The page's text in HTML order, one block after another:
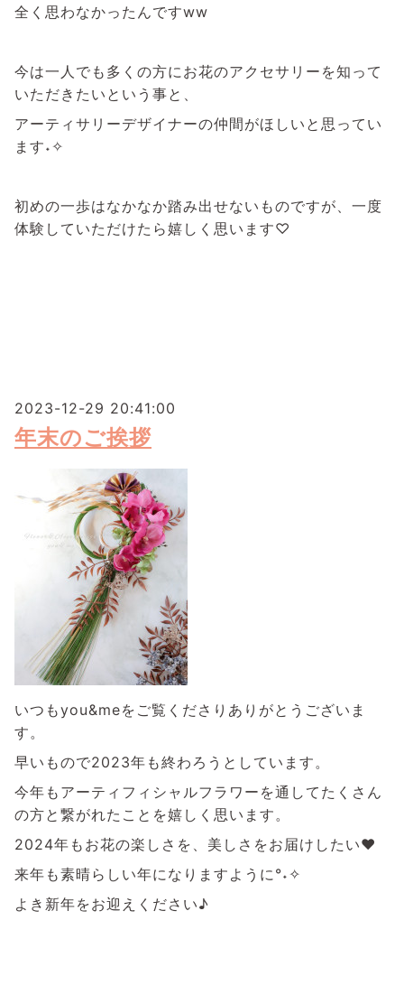
全く思わなかったんですww
今は一人でも多くの方にお花のアクセサリーを知って
いただきたいという事と、
アーティサリーデザイナーの仲間がほしいと思ってい
ます˖✧
初めの一歩はなかなか踏み出せないものですが、一度
体験していただけたら嬉しく思います♡
2023-12-29 20:41:00
年末のご挨拶
いつもyou&meをご覧くださりありがとうございま
す。
早いもので2023年も終わろうとしています。
今年もアーティフィシャルフラワーを通してたくさん
の方と繋がれたことを嬉しく思います。
2024年もお花の楽しさを、美しさをお届けしたい♥
来年も素晴らしい年になりますように°˖✧
よき新年をお迎えください♪